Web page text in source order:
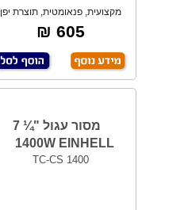
מקצועית, פנאומטית, תוצרת יפן
605 ₪
מסור עגול "¼ 7
1400W EINHELL
TC-CS 1400